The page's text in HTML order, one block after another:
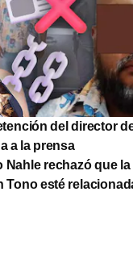
del director
a la prensa
Nahle rechazó que
Tono esté